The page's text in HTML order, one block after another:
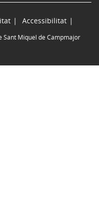
Accessibilitat
Sant Miquel de Campmajor